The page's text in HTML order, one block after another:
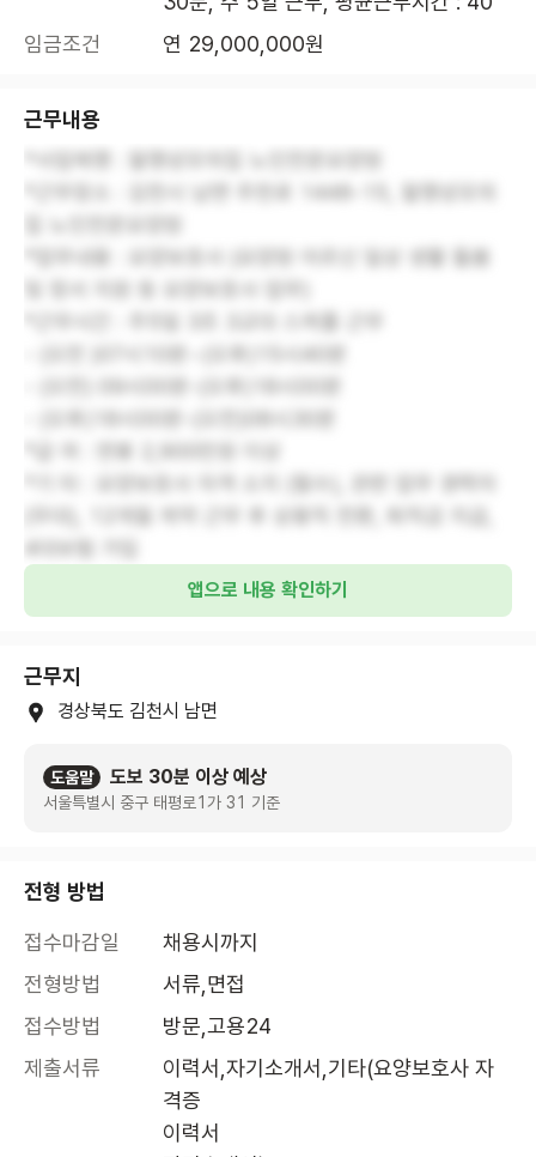
임금조건
연 29,000,000원
근무내용
앱으로 내용 확인하기
근무지
경상북도 김천시 남면
도움말 도보 30분 이상 예상
서울특별시 중구 태평로1가 31 기준
전형 방법
접수마감일
채용시까지
전형방법
서류,면접
접수방법
방문,고용24
제출서류
이력서,자기소개서,기타(요양보호사 자
격증
이력서